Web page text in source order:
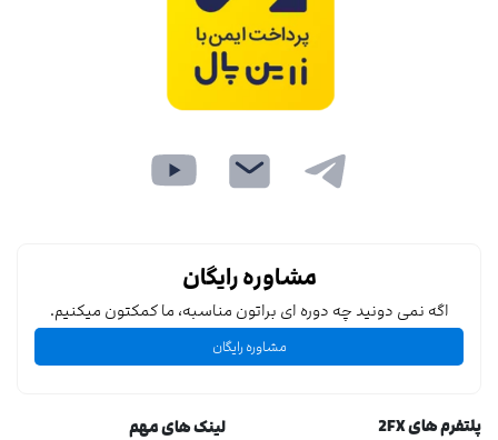
مشاوره رایگان
اگه نمی دونید چه دوره ای براتون مناسبه، ما کمکتون میکنیم.
مشاوره رایگان
پلتفرم های 2FX
لینک های مهم